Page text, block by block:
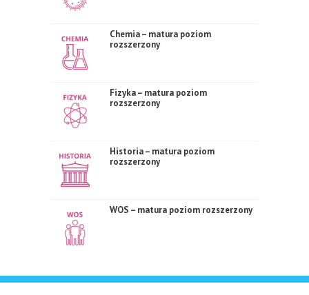
Chemia – matura poziom
rozszerzony
Fizyka – matura poziom
rozszerzony
Historia – matura poziom
rozszerzony
WOS – matura poziom rozszerzony